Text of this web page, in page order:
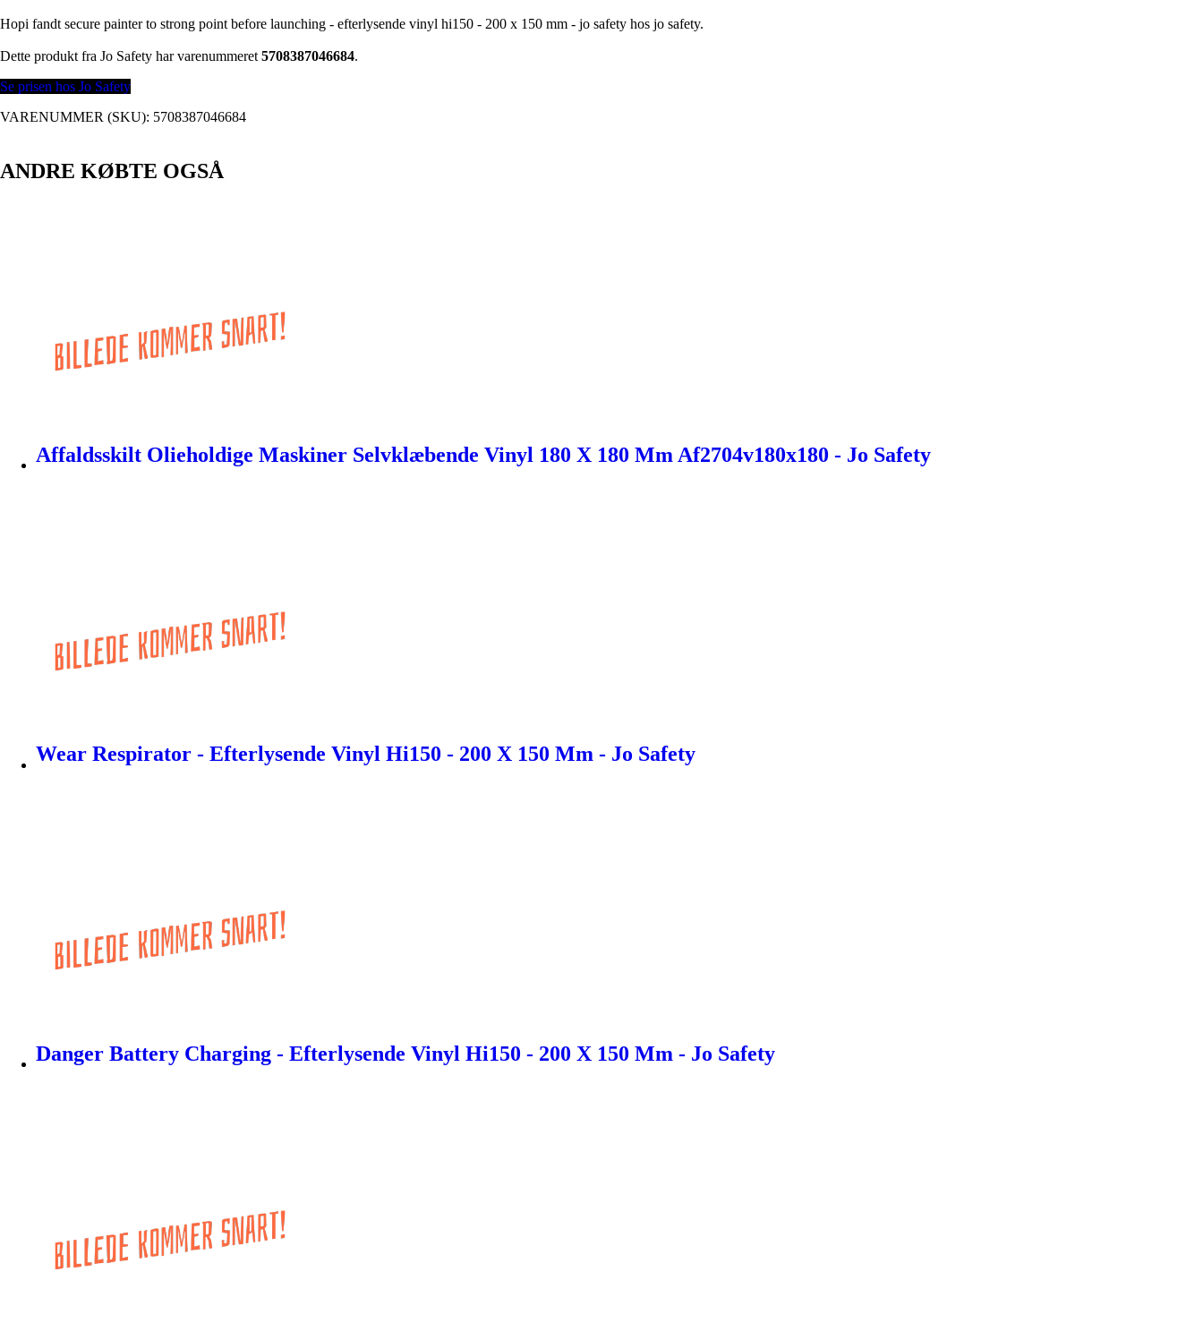
Hopi fandt secure painter to strong point before launching - efterlysende vinyl hi150 - 200 x 150 mm - jo safety hos jo safety.
Dette produkt fra Jo Safety har varenummeret 5708387046684.
Se prisen hos Jo Safety
VARENUMMER (SKU): 5708387046684
ANDRE KØBTE OGSÅ
Affaldsskilt Olieholdige Maskiner Selvklæbende Vinyl 180 X 180 Mm Af2704v180x180 - Jo Safety
Wear Respirator - Efterlysende Vinyl Hi150 - 200 X 150 Mm - Jo Safety
Danger Battery Charging - Efterlysende Vinyl Hi150 - 200 X 150 Mm - Jo Safety